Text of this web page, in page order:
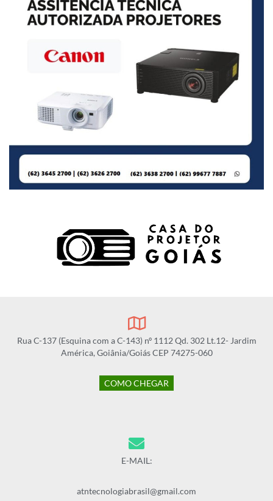
Rua C-137 (Esquina com a C-143) nº 1112 Qd. 302 Lt.12- Jardim
América, Goiânia/Goiás CEP 74275-060
COMO CHEGAR
E-MAIL:
atntecnologiabrasil@gmail.com